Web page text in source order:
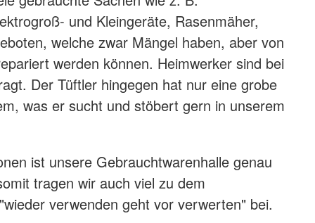
und Kleingeräte, Rasenmäher,
welche zwar Mängel haben, aber von
werden können. Heimwerker sind bei
Der Tüftler hingegen hat nur eine grobe
was er sucht und stöbert gern in unserem
ist unsere Gebrauchtwarenhalle genau
tragen wir auch viel zu dem
verwenden geht vor verwerten" bei.